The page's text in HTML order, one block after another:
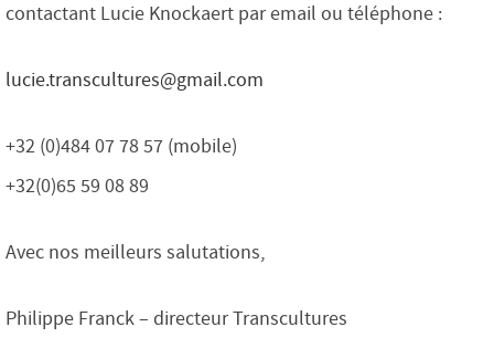
contactant Lucie Knockaert par email ou téléphone :
lucie.transcultures@gmail.com
+32 (0)484 07 78 57 (mobile)
+32(0)65 59 08 89
Avec nos meilleurs salutations,
Philippe Franck – directeur Transcultures